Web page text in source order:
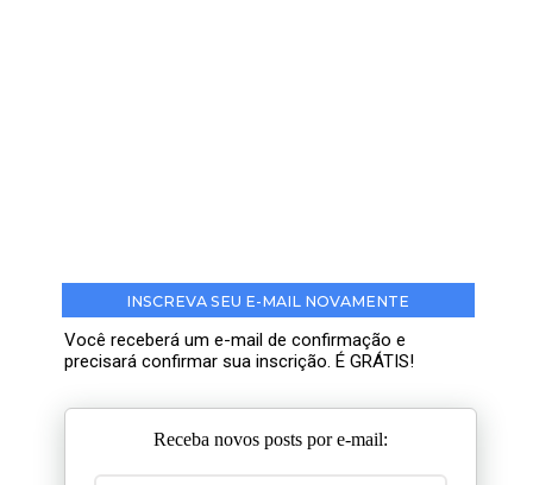
INSCREVA SEU E-MAIL NOVAMENTE
Você receberá um e-mail de confirmação e
precisará confirmar sua inscrição. É GRÁTIS!
Receba novos posts por e-mail: